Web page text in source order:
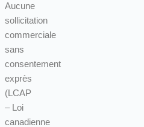
Aucune
sollicitation
commerciale
sans
consentement
exprès
(LCAP
– Loi
canadienne